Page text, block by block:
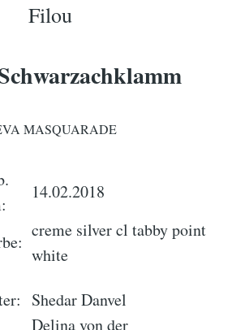
Filou
MASQUARADE
14.02.2018
creme silver cl tabby point
white
Shedar Danvel
Delina von der